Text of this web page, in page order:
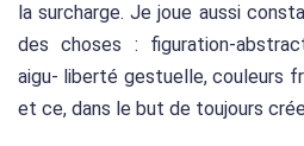
la surcharge. Je joue aussi
des choses : figuration-
aigu- liberté gestuelle, couleurs
et ce, dans le but de toujours